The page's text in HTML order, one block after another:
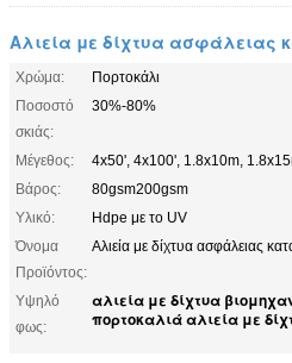
Αλιεία με δίχτυα ασφάλειας
Χρώμα:
Πορτοκάλι
Ποσοστό
σκιάς:
30%-80%
Μέγεθος:
4x50', 4x100', 1.8x10m,
Βάρος:
80gsm200gsm
Υλικό:
Hdpe με το UV
Όνομα
Προϊόντος:
Αλιεία με δίχτυα ασφάλειας
Υψηλό
φως:
αλιεία με δίχτυα
πορτοκαλιά αλιεία με